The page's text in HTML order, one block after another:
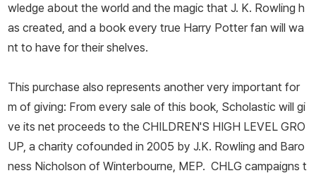
wledge about the world and the magic that J. K. Rowling h
as created, and a book every true Harry Potter fan will wa
nt to have for their shelves.
This purchase also represents another very important for
m of giving: From every sale of this book, Scholastic will gi
ve its net proceeds to the CHILDREN'S HIGH LEVEL GRO
UP, a charity cofounded in 2005 by J.K. Rowling and Baro
ness Nicholson of Winterbourne, MEP. CHLG campaigns t